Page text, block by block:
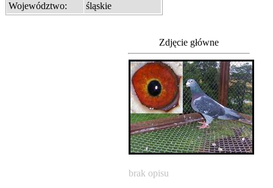
Województwo:
śląskie
Zdjęcie główne
brak opisu